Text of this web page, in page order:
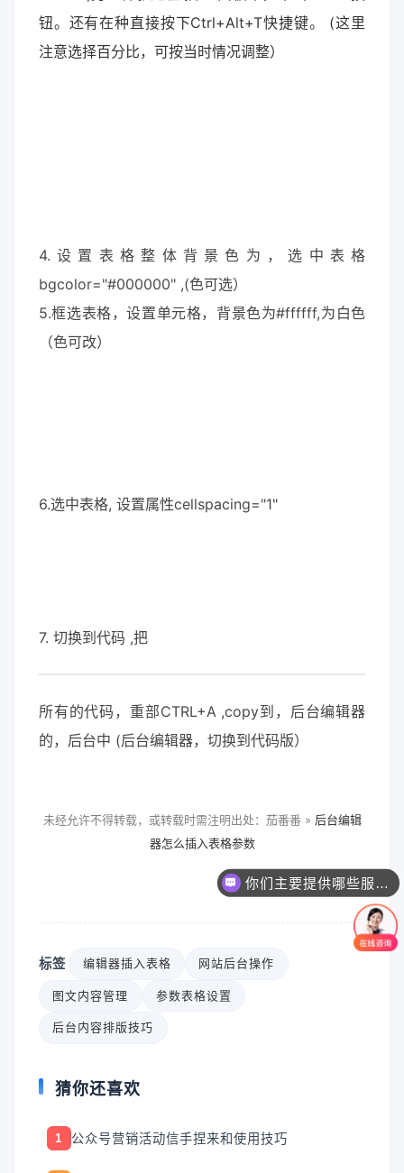
钮。还有在种直接按下Ctrl+Alt+T快捷键。 (这里
注意选择百分比，可按当时情况调整）
4.设置表格整体背景色为，选中表格
bgcolor="#000000" ,(色可选）
5.框选表格，设置单元格，背景色为#ffffff,为白色
（色可改）
6.选中表格, 设置属性cellspacing="1"
7. 切换到代码 ,把
所有的代码，重部CTRL+A ,copy到，后台编辑器
的，后台中 (后台编辑器，切换到代码版）
未经允许不得转载，或转载时需注明出处：茄番番 » 后台编辑
器怎么插入表格参数
标签 编辑器插入表格 网站后台操作
图文内容管理 参数表格设置
后台内容排版技巧
猜你还喜欢
1 公众号营销活动信手捏来和使用技巧
你们主要提供哪些服务？可以根据需求定制吗？